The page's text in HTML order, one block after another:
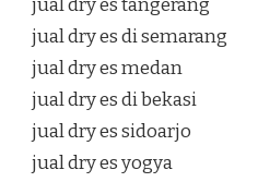
jual dry es tangerang
jual dry es di semarang
jual dry es medan
jual dry es di bekasi
jual dry es sidoarjo
jual dry es yogya